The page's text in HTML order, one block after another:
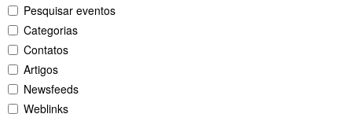
Pesquisar eventos
Categorias
Contatos
Artigos
Newsfeeds
Weblinks